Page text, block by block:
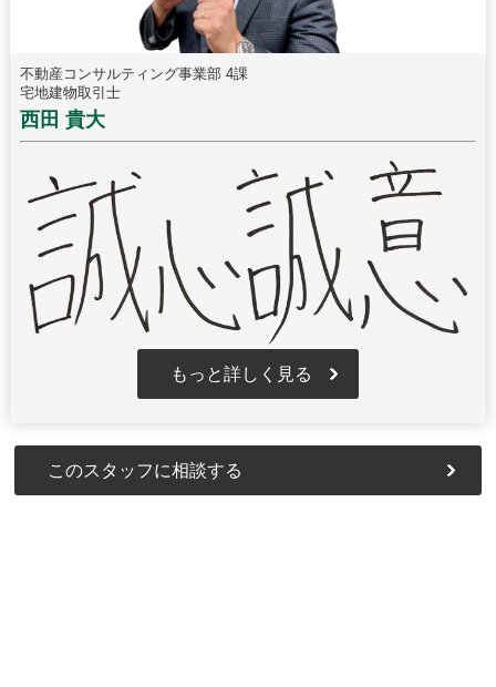
不動産コンサルティング事業部 4課
宅地建物取引士
西田 貴大
もっと詳しく見る
このスタッフに相談する